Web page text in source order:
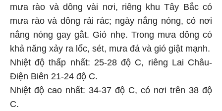
mưa rào và dông vài nơi, riêng khu Tây Bắc có
mưa rào và dông rải rác; ngày nắng nóng, có nơi
nắng nóng gay gắt. Gió nhẹ. Trong mưa dông có
khả năng xảy ra lốc, sét, mưa đá và gió giật mạnh.
Nhiệt độ thấp nhất: 25-28 độ C, riêng Lai Châu-
Điện Biên 21-24 độ C.
Nhiệt độ cao nhất: 34-37 độ C, có nơi trên 38 độ
C.